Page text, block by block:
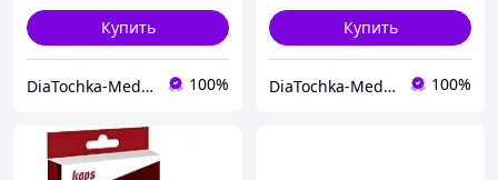
Купить
DiaTochka-Medical online-shop 100%
Купить
DiaTochka-Medical online-shop 100%